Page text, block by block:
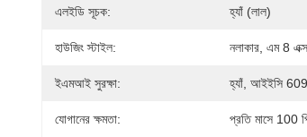
এলইডি সূচক: হ্যাঁ (লাল)
হাউজিং স্টাইল: নলাকার, এম 8
ইএমআই সুরক্ষা: হ্যাঁ, আইইসি
যোগানের ক্ষমতা: প্রতি মাসে 100